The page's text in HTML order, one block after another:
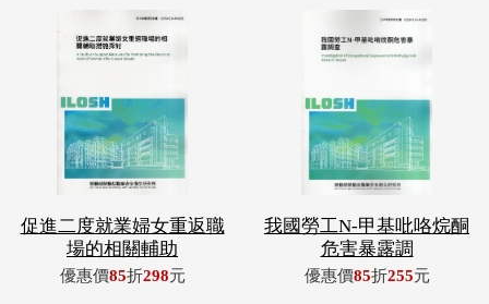
促進二度就業婦女重返職
場的相關輔助
優惠價85折298元
我國勞工N-甲基吡咯烷酮
危害暴露調
優惠價85折255元